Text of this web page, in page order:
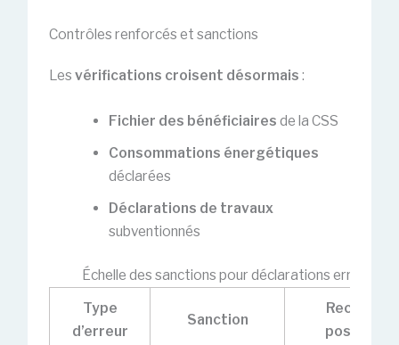
Contrôles renforcés et sanctions
Les vérifications croisent désormais :
Fichier des bénéficiaires de la CSS
Consommations énergétiques
déclarées
Déclarations de travaux
subventionnés
Échelle des sanctions pour déclarations erronées
Type
d’erreur
Sanction
Recours
possible